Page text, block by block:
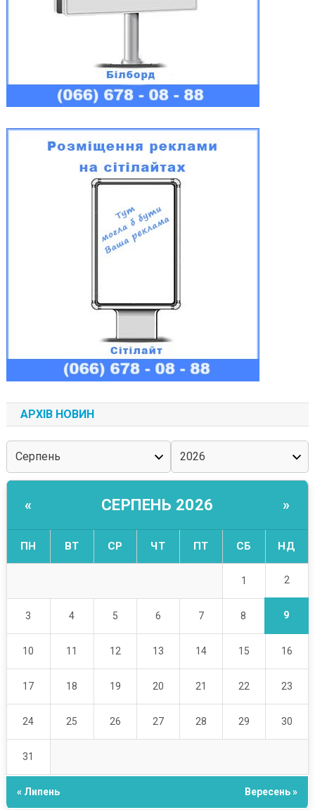
АРХІВ НОВИН
« СЕРПЕНЬ 2026 »
ПН ВТ СР ЧТ ПТ СБ НД
1 2
3 4 5 6 7 8 9
10 11 12 13 14 15 16
17 18 19 20 21 22 23
24 25 26 27 28 29 30
31
« Липень Вересень »